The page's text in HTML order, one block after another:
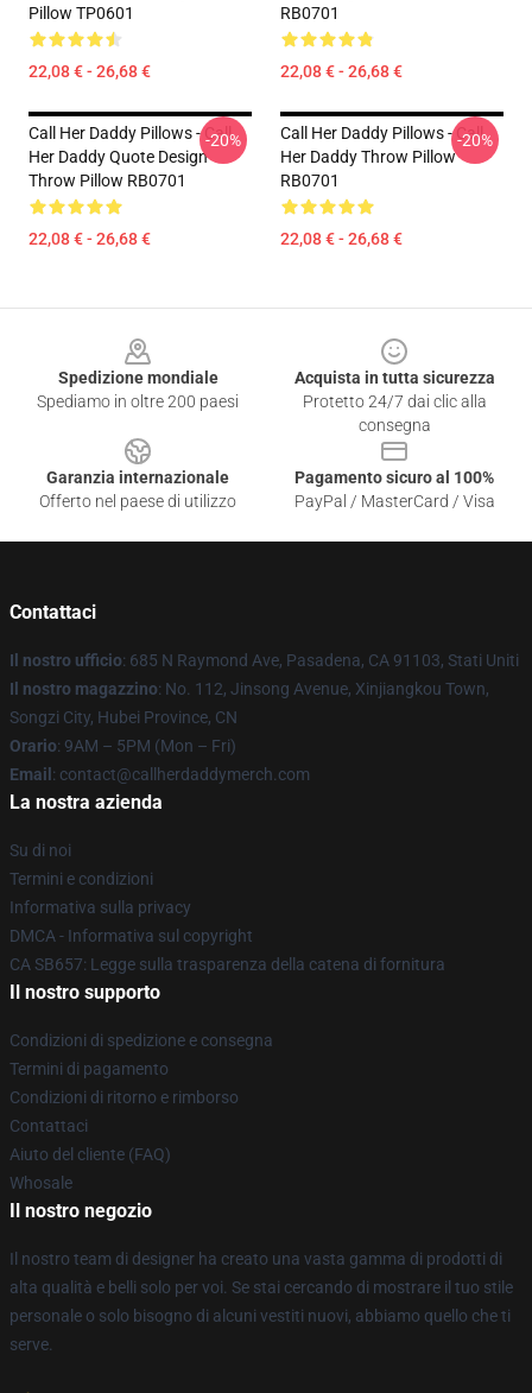
Pillow TP0601
22,08 € - 26,68 €
RB0701
22,08 € - 26,68 €
Call Her Daddy Pillows - Call
Her Daddy Quote Design
Throw Pillow RB0701
22,08 € - 26,68 €
-20%
Call Her Daddy Pillows - Call
Her Daddy Throw Pillow
RB0701
22,08 € - 26,68 €
-20%
Spedizione mondiale
Spediamo in oltre 200 paesi
Acquista in tutta sicurezza
Protetto 24/7 dai clic alla
consegna
Garanzia internazionale
Offerto nel paese di utilizzo
Pagamento sicuro al 100%
PayPal / MasterCard / Visa
Contattaci
Il nostro ufficio: 685 N Raymond Ave, Pasadena, CA 91103, Stati Uniti
Il nostro magazzino: No. 112, Jinsong Avenue, Xinjiangkou Town,
Songzi City, Hubei Province, CN
Orario: 9AM – 5PM (Mon – Fri)
Email : contact@callherdaddymerch.com
La nostra azienda
Su di noi
Termini e condizioni
Informativa sulla privacy
DMCA - Informativa sul copyright
CA SB657: Legge sulla trasparenza della catena di fornitura
Il nostro supporto
Condizioni di spedizione e consegna
Termini di pagamento
Condizioni di ritorno e rimborso
Contattaci
Aiuto del cliente (FAQ)
Whosale
Il nostro negozio
Il nostro team di designer ha creato una vasta gamma di prodotti di
alta qualità e belli solo per voi. Se stai cercando di mostrare il tuo stile
personale o solo bisogno di alcuni vestiti nuovi, abbiamo quello che ti
serve.